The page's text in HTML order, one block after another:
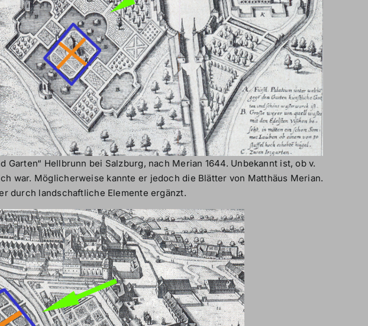
Garten“ Hellbrunn bei Salzburg, nach Merian 1644. Unbekannt ist, ob v.
war. Möglicherweise kannte er jedoch die Blätter von Matthäus Merian.
durch landschaftliche Elemente ergänzt.